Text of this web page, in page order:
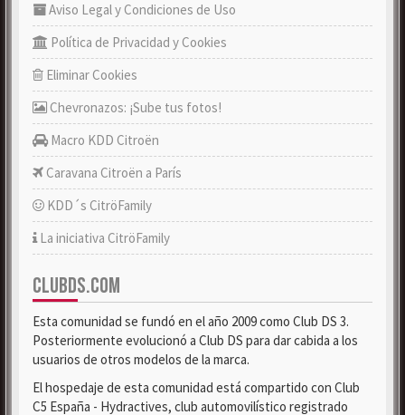
Aviso Legal y Condiciones de Uso
Política de Privacidad y Cookies
Eliminar Cookies
Chevronazos: ¡Sube tus fotos!
Macro KDD Citroën
Caravana Citroën a París
KDD´s CitröFamily
La iniciativa CitröFamily
CLUBDS.COM
Esta comunidad se fundó en el año 2009 como Club DS 3.
Posteriormente evolucionó a Club DS para dar cabida a los
usuarios de otros modelos de la marca.
El hospedaje de esta comunidad está compartido con Club
C5 España - Hydractives, club automovilístico registrado